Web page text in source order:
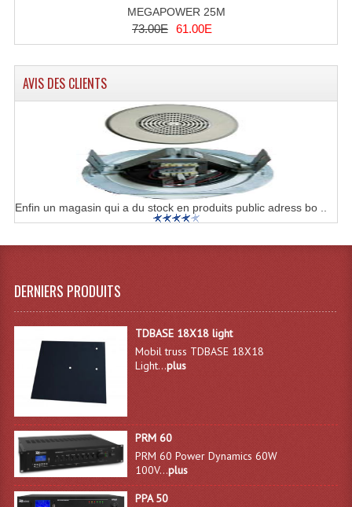
Caissons De Basses
Enceintes Autonomes Portables Amplifiées
Enceintes Hifi
Enceintes Monitoring
Filtres Actifs, Correcteurs
Haut-Parleurs Amplis Guitare
Moteurs Pavillons Pour Enceinte
Lecteurs Audio & Sources
Platines Disque Vinyles
Lecteurs Cd À Plats
MEGAPOWER 25M
73.00E 61.00E
AVIS DES CLIENTS
Enfin un magasin qui a du stock en produits public adress bo ..
DERNIERS PRODUITS
TDBASE 18X18 light
Mobil truss TDBASE 18X18
Light...plus
PRM 60
PRM 60 Power Dynamics 60W
100V...plus
PPA 50